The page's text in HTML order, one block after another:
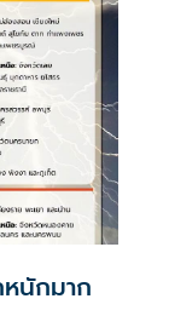
นักมาก